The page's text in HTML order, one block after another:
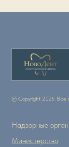
© Copyright 2025. Все
Надзорные
Министерство